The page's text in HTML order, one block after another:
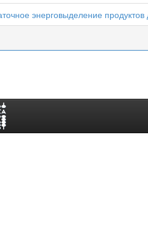
энерговыделение